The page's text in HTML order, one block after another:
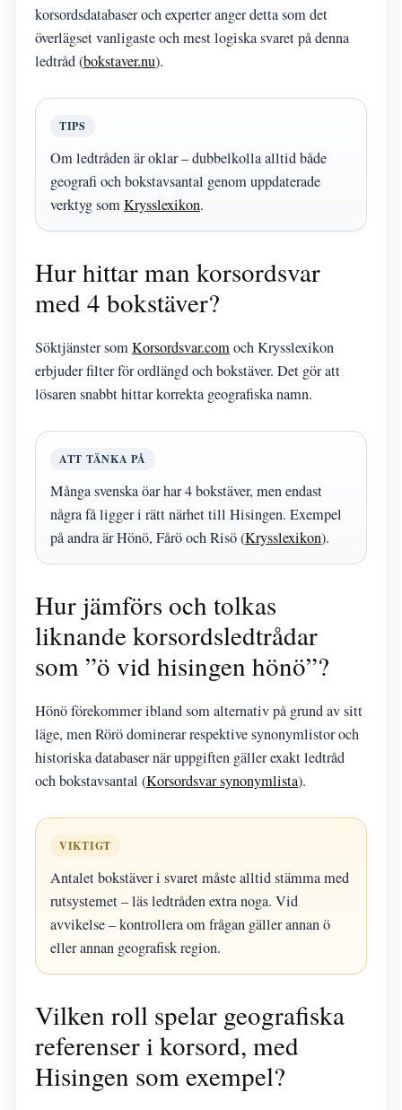
korsordsdatabaser och experter anger detta som det
överlägset vanligaste och mest logiska svaret på denna
ledtråd (bokstaver.nu).
TIPS
Om ledtråden är oklar – dubbelkolla alltid både
geografi och bokstavsantal genom uppdaterade
verktyg somKrysslexikon.
Hur hittar man korsordsvar
med 4 bokstäver?
Söktjänster somKorsordsvar.comoch Krysslexikon
erbjuder filter för ordlängd och bokstäver. Det gör att
lösaren snabbt hittar korrekta geografiska namn.
ATT TÄNKA PÅ
Många svenska öar har 4 bokstäver, men endast
några få ligger i rätt närhet till Hisingen. Exempel
på andra är Hönö, Fårö och Risö (Krysslexikon).
Hur jämförs och tolkas
liknande korsordsledtrådar
som ”ö vid hisingen hönö”?
Hönö förekommer ibland som alternativ på grund av sitt
läge, men Rörö dominerar respektive synonymlistor och
historiska databaser när uppgiften gäller exakt ledtråd
och bokstavsantal (Korsordsvar synonymlista).
VIKTIGT
Antalet bokstäver i svaret måste alltid stämma med
rutsystemet – läs ledtråden extra noga. Vid
avvikelse – kontrollera om frågan gäller annan ö
eller annan geografisk region.
Vilken roll spelar geografiska
referenser i korsord, med
Hisingen som exempel?